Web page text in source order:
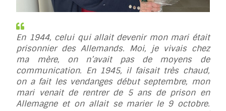
En 1944, celui qui allait devenir mon mari était
prisonnier des Allemands. Moi, je vivais chez
ma mère, on n’avait pas de moyens de
communication. En 1945, il faisait très chaud,
on a fait les vendanges début septembre, mon
mari venait de rentrer de 5 ans de prison en
Allemagne et on allait se marier le 9 octobre.